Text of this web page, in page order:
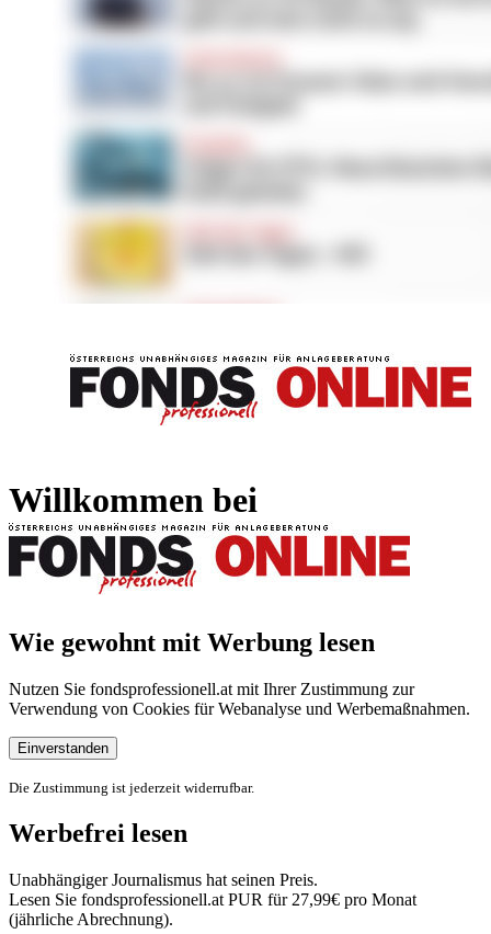
Willkommen bei
Wie gewohnt mit Werbung lesen
Nutzen Sie fondsprofessionell.at mit Ihrer Zustimmung zur
Verwendung von Cookies für Webanalyse und Werbemaßnahmen.
Einverstanden
Die Zustimmung ist jederzeit widerrufbar.
Werbefrei lesen
Unabhängiger Journalismus hat seinen Preis.
Lesen Sie fondsprofessionell.at PUR für 27,99€ pro Monat
(jährliche Abrechnung).